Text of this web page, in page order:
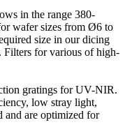
in the range 380-
wafer sizes from Ø6 to
size in our dicing
Filters for various of high-
gratings for UV-NIR.
low stray light,
and are optimized for